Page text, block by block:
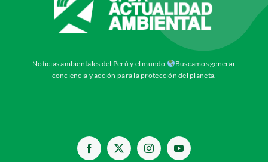
Noticias ambientales del Perú y el mundo
Buscamos generar
conciencia y acción para la protección del planeta.